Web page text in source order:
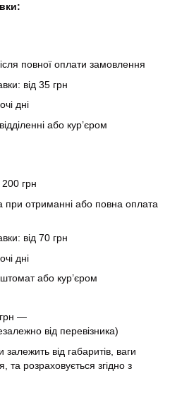
повної оплати замовлення
від 35 грн
дні
або кур’єром
грн
отриманні або повна оплата
від 70 грн
дні
або кур’єром
грн —
від перевізника)
залежить від габаритів, ваги
та розраховується згідно з